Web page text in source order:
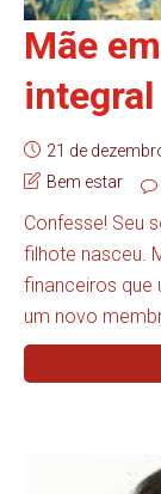
Mãe
integral
21 de
Bem estar
Confesse! Seu
filhote nasceu.
financeiros que
um novo